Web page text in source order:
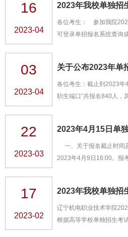
16
2023-04
2023年我校单独招
各位考生： 参加我院
可登录单招报名系统查询
03
2023-04
各位考生：截止到2023年
职生端口”共报名840人，
22
2023-03
2023年4月15日单
一、关于报名截止时间
2023年4月9日16:00。报
关问题1. 已交报名考试费
日～14日登陆我院单招报
黑白色即可)。2. 考生自
17
2023-02
2023年我校单独招
辽宁机电职业技术学院
根据高等学校单独招生考